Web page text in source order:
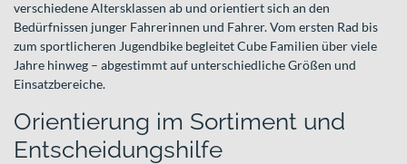
verschiedene Altersklassen ab und orientiert sich an den
Bedürfnissen junger Fahrerinnen und Fahrer. Vom ersten Rad bis
zum sportlicheren Jugendbike begleitet Cube Familien über viele
Jahre hinweg – abgestimmt auf unterschiedliche Größen und
Einsatzbereiche.
Orientierung im Sortiment und
Entscheidungshilfe